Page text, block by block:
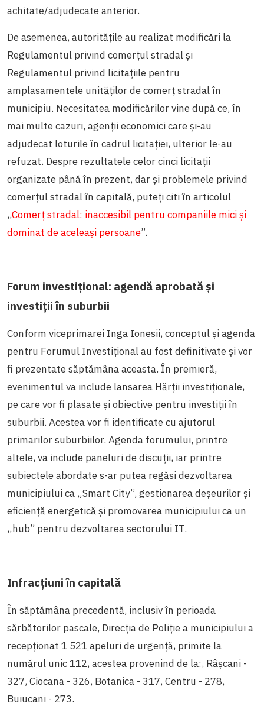
achitate/adjudecate anterior.
De asemenea, autoritățile au realizat modificări la
Regulamentul privind comerțul stradal și
Regulamentul privind licitațiile pentru
amplasamentele unităților de comerț stradal în
municipiu. Necesitatea modificărilor vine după ce, în
mai multe cazuri, agenții economici care și-au
adjudecat loturile în cadrul licitației, ulterior le-au
refuzat. Despre rezultatele celor cinci licitații
organizate până în prezent, dar și problemele privind
comerțul stradal în capitală, puteți citi în articolul
„Comerț stradal: inaccesibil pentru companiile mici și
dominat de aceleași persoane”.
Forum investițional: agendă aprobată și
investiții în suburbii
Conform viceprimarei Inga Ionesii, conceptul și agenda
pentru Forumul Investițional au fost definitivate și vor
fi prezentate săptămâna aceasta. În premieră,
evenimentul va include lansarea Hărții investiționale,
pe care vor fi plasate și obiective pentru investiții în
suburbii. Acestea vor fi identificate cu ajutorul
primarilor suburbiilor. Agenda forumului, printre
altele, va include paneluri de discuții, iar printre
subiectele abordate s-ar putea regăsi dezvoltarea
municipiului ca „Smart City”, gestionarea deșeurilor și
eficiență energetică și promovarea municipiului ca un
„hub” pentru dezvoltarea sectorului IT.
Infracțiuni în capitală
În săptămâna precedentă, inclusiv în perioada
sărbătorilor pascale, Direcția de Poliție a municipiului a
recepționat 1 521 apeluri de urgență, primite la
numărul unic 112, acestea provenind de la:, Râșcani -
327, Ciocana - 326, Botanica - 317, Centru - 278,
Buiucani - 273.